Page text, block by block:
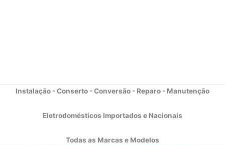
Instalação - Conserto - Conversão - Reparo - Manutenção
Eletrodomésticos Importados e Nacionais
Todas as Marcas e Modelos